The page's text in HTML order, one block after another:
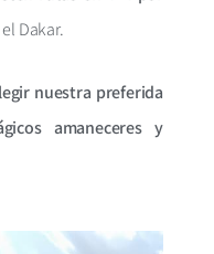
Dakar.
nuestra preferida
amaneceres y